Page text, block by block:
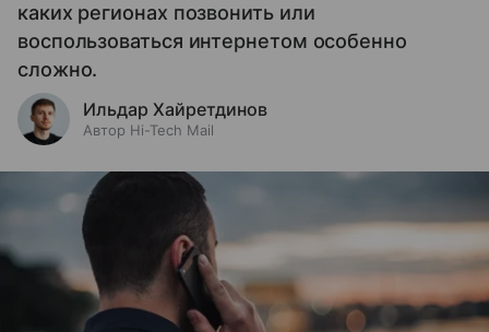
каких регионах позвонить или
воспользоваться интернетом особенно
сложно.
Ильдар Хайретдинов
Автор Hi-Tech Mail